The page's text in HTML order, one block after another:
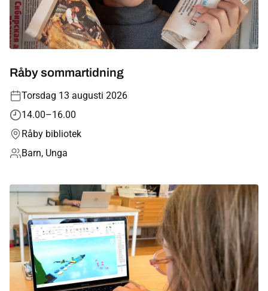
Bibliotek
Kommun
Språk
Råby sommartidning
Torsdag 13 augusti 2026
14.00–16.00
Råby bibliotek
Barn, Unga